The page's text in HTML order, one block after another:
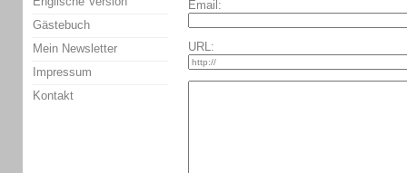
Email:
URL:
Gästebuch
Mein Newsletter
Impressum
Kontakt